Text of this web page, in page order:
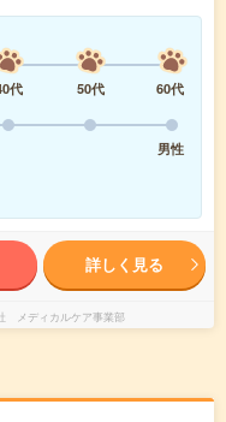
代 50代
60代
男性
詳しく見る
メディカルケア事業部